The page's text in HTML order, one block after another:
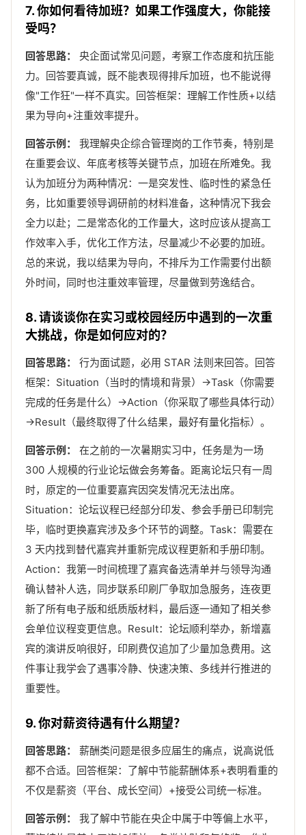
7. 你如何看待加班？如果工作强度大，你能接
受吗？
回答思路：
央企面试常见问题，考察工作态度和抗压能
力。回答要真诚，既不能表现得排斥加班，也不能说得
像"工作狂"一样不真实。回答框架：理解工作性质+以结
果为导向+注重效率提升。
回答示例：
我理解央企综合管理岗的工作节奏，特别是
在重要会议、年底考核等关键节点，加班在所难免。我
认为加班分为两种情况：一是突发性、临时性的紧急任
务，比如重要领导调研前的材料准备，这种情况下我会
全力以赴；二是常态化的工作量大，这时应该从提高工
作效率入手，优化工作方法，尽量减少不必要的加班。
总的来说，我以结果为导向，不排斥为工作需要付出额
外时间，同时也注重效率管理，尽量做到劳逸结合。
8. 请谈谈你在实习或校园经历中遇到的一次重
大挑战，你是如何应对的？
回答思路：
行为面试题，必用 STAR 法则来回答。回答
框架：Situation（当时的情境和背景）→Task（你需要
完成的任务是什么）→Action（你采取了哪些具体行动）
→Result（最终取得了什么结果，最好有量化指标）。
回答示例：
在之前的一次暑期实习中，任务是为一场
300 人规模的行业论坛做会务筹备。距离论坛只有一周
时，原定的一位重要嘉宾因突发情况无法出席。
Situation：论坛议程已经部分印发、参会手册已印制完
毕，临时更换嘉宾涉及多个环节的调整。Task：需要在
3 天内找到替代嘉宾并重新完成议程更新和手册印制。
Action：我第一时间梳理了嘉宾备选清单并与领导沟通
确认替补人选，同步联系印刷厂争取加急服务，连夜更
新了所有电子版和纸质版材料，最后逐一通知了相关参
会单位议程变更信息。Result：论坛顺利举办，新增嘉
宾的演讲反响很好，印刷费仅追加了少量加急费用。这
件事让我学会了遇事冷静、快速决策、多线并行推进的
重要性。
9. 你对薪资待遇有什么期望？
回答思路：
薪酬类问题是很多应届生的痛点，说高说低
都不合适。回答框架：了解中节能薪酬体系+表明看重的
不仅是薪资（平台、成长空间）+接受公司统一标准。
回答示例：
我了解中节能在央企中属于中等偏上水平，